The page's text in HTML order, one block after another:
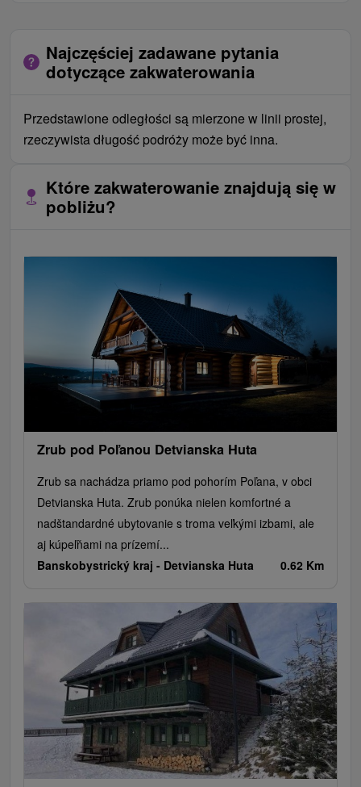
Najczęściej zadawane pytania
dotyczące zakwaterowania
Przedstawione odległości są mierzone w linii prostej,
rzeczywista długość podróży może być inna.
Które zakwaterowanie znajdują się w
pobliżu?
Zrub pod Poľanou Detvianska Huta
Zrub sa nachádza priamo pod pohorím Poľana, v obci
Detvianska Huta. Zrub ponúka nielen komfortné a
nadštandardné ubytovanie s troma veľkými izbami, ale
aj kúpeľňami na prízemí...
Banskobystrický kraj - Detvianska Huta 0.62 Km